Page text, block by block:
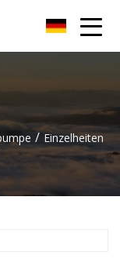
/ Einzelheiten